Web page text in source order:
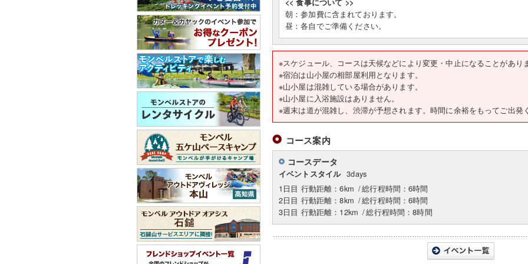
<< 食事について >>
朝：参加費に含まれております。
昼：各自でご準備ください。
※スケジュール、コースは天候などにより変更・中止になることがありま
※宿泊は山小屋の相部屋利用となります。
※山小屋は混雑している場合があります。
※山小屋に入浴施設はありません。
※週末は道が混雑し、渋滞が予想されます。時間に余裕をもってご出発
コース案内
コースデータ
イベントスタイル 3days
1日目 行動距離：6km /総行程時間：6時間
2日目 行動距離：8km /総行程時間：6時間
3日目 行動距離：12km /総行程時間：8時間